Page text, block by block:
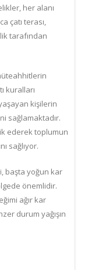
her alanı
çatı terası,
tarafından
kuralları
kişilerin
sağlamaktadır.
ederek toplumun
sağlıyor.
başta yoğun kar
önemlidir.
ağır kar
durum yağışın